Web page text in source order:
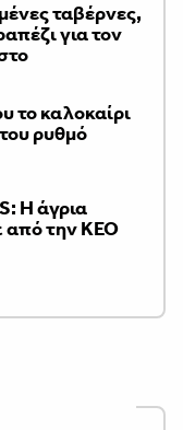
ταβέρνες,
για τον
το καλοκαίρι
ρυθμό
Η άγρια
από την ΚΕΟ